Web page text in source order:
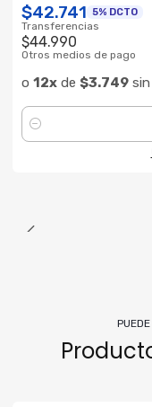
$42.741 5% DCTO
Transferencias
$44.990
Otros medios de pago
o 12xde $3.749sin
Cantidad